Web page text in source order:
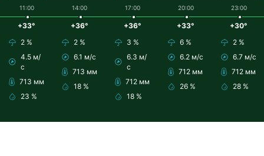
11:00
+33°
2 %
4.5 м/
с
713 мм
23 %
14:00
+36°
2 %
6.1 м/с
713 мм
18 %
17:00
+36°
3 %
6.3 м/
с
712 мм
18 %
20:00
+33°
6 %
6.2 м/с
712 мм
26 %
23:00
+30°
2 %
6.7 м/с
712 мм
28 %